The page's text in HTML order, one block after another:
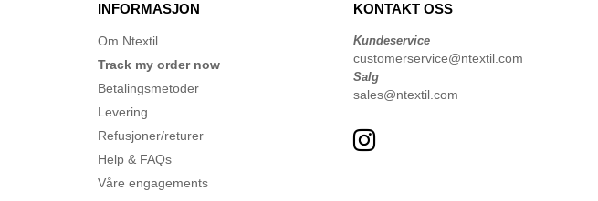
INFORMASJON
Om Ntextil
Track my order now
Betalingsmetoder
Levering
Refusjoner/returer
Help & FAQs
Våre engagements
KONTAKT OSS
Kundeservice
customerservice@ntextil.com
Salg
sales@ntextil.com